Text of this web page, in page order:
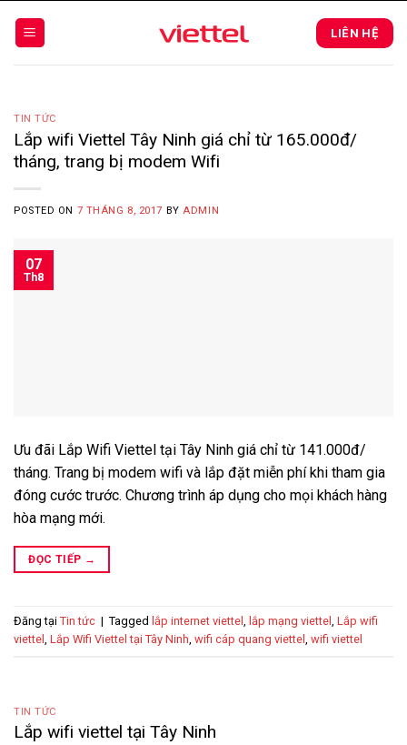
LIÊN HỆ
TIN TỨC
Lắp wifi Viettel Tây Ninh giá chỉ từ 165.000đ/
tháng, trang bị modem Wifi
POSTED ON 7 THÁNG 8, 2017 BY ADMIN
07
Th8
Ưu đãi Lắp Wifi Viettel tại Tây Ninh giá chỉ từ 141.000đ/
tháng. Trang bị modem wifi và lắp đặt miễn phí khi tham gia
đóng cước trước. Chương trình áp dụng cho mọi khách hàng
hòa mạng mới.
ĐỌC TIẾP →
Đăng tại Tin tức | Tagged lắp internet viettel lắp mạng viettel Lắp wifi
viettel Lắp Wifi Viettel tại Tây Ninh wifi cáp quang viettel wifi viettel
TIN TỨC
Lắp wifi viettel tại Tây Ninh